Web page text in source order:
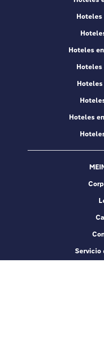
Hoteles
Hoteles
Hoteles
Hoteles
Hoteles
Servicio